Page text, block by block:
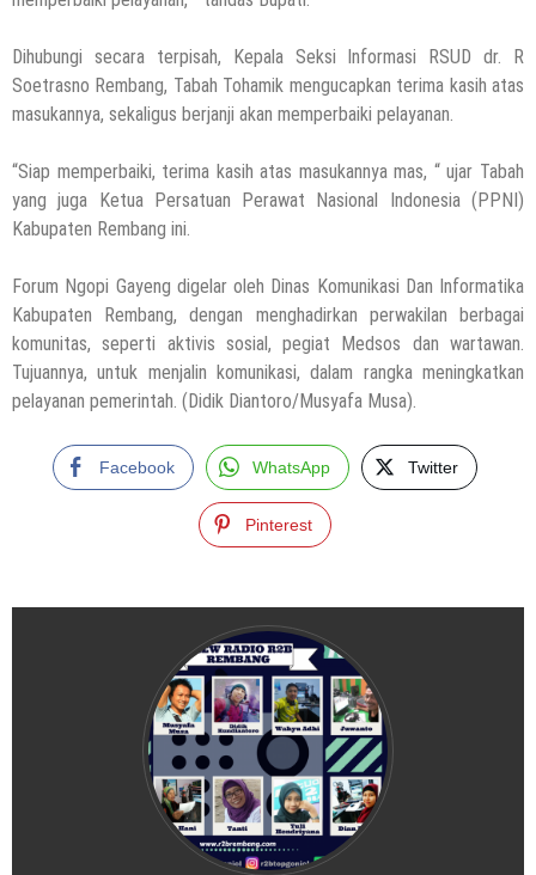
Dihubungi secara terpisah, Kepala Seksi Informasi RSUD dr. R
Soetrasno Rembang, Tabah Tohamik mengucapkan terima kasih atas
masukannya, sekaligus berjanji akan memperbaiki pelayanan.
“Siap memperbaiki, terima kasih atas masukannya mas, “ ujar Tabah
yang juga Ketua Persatuan Perawat Nasional Indonesia (PPNI)
Kabupaten Rembang ini.
Forum Ngopi Gayeng digelar oleh Dinas Komunikasi Dan Informatika
Kabupaten Rembang, dengan menghadirkan perwakilan berbagai
komunitas, seperti aktivis sosial, pegiat Medsos dan wartawan.
Tujuannya, untuk menjalin komunikasi, dalam rangka meningkatkan
pelayanan pemerintah. (Didik Diantoro/Musyafa Musa).
Facebook WhatsApp Twitter
Pinterest